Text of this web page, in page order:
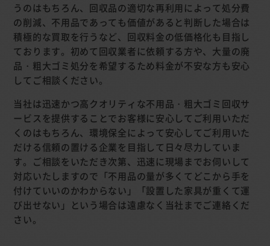
うのはもちろん、回収品の適切な再利用によって処分費
の削減、不用品であっても価値があると判断した場合は
積極的な買取を行うなど、回収料金の低価格化も目指し
ております。初めて回収業者に依頼する方や、大量の廃
品・粗大ゴミ処分を希望するため料金が不安な方も安心
してご相談ください。
当社は迅速かつ高クオリティな不用品・粗大ゴミ回収サ
ービスを提供することでお客様に安心してご利用いただ
くのはもちろん、環境保全によって安心してご利用いた
だける信頼の置ける企業を目指して日々尽力していま
す。ご相談をいただき次第、迅速に現場までお伺いして
対応いたしますので「不用品の量が多くてどこから手を
付けていいのかわからない」「設置した家具が重くて運
び出せない」という場合は遠慮なく当社までご連絡くだ
さい。